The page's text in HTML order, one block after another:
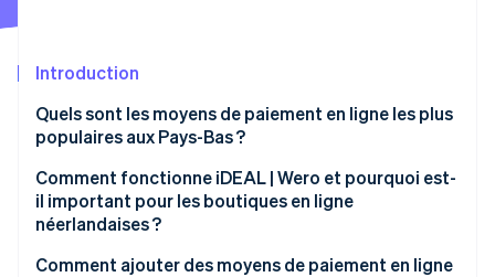
Prévention de la fraude
Constitution de start-up
Élimination du carbone
Identity
Vérification de l'identité
Partenaires
Introduction
Quels sont les moyens de paiement en ligne les plus
populaires aux Pays-Bas ?
iDEAL | Wero
Cartes de crédit et de débit
Paiement différé (BNPL)
Comment fonctionne iDEAL | Wero et pourquoi est-
il important pour les boutiques en ligne
néerlandaises ?
Comment ajouter des moyens de paiement en ligne